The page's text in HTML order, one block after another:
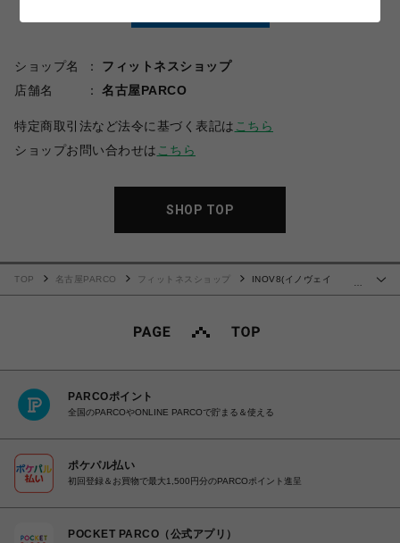
ショップ名
フィットネスショップ
店舗名
名古屋PARCO
特定商取引法など法令に基づく表記は こちら
ショップお問い合わせは こちら
SHOP TOP
TOP 名古屋PARCO フィットネスショップ
INOV8(イノヴェイ
PARCOポイント
全国のPARCOやONLINE PARCOで貯まる＆使える
ポケパル払い
初回登録＆お買物で最大1,500円分のPARCOポイント進呈
POCKET PARCO（公式アプリ）